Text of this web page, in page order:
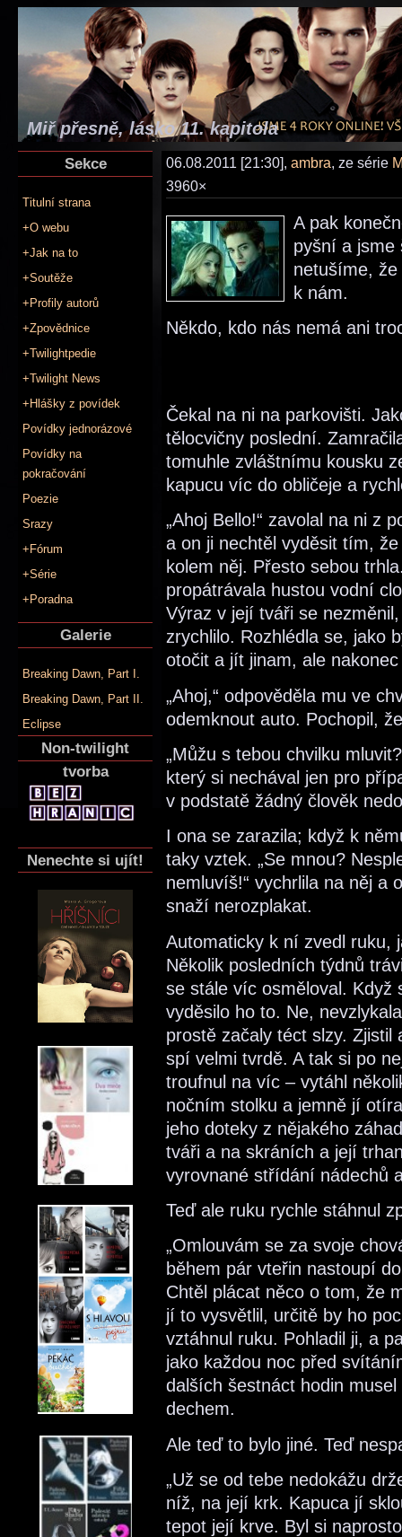
Miř přesně, lásko 11. kapitola
Sekce
Titulní strana
+O webu
+Jak na to
+Soutěže
+Profily autorů
+Zpovědnice
+Twilightpedie
+Twilight News
+Hlášky z povídek
Povídky jednorázové
Povídky na
pokračování
Poezie
Srazy
+Fórum
+Série
+Poradna
Galerie
Breaking Dawn, Part I.
Breaking Dawn, Part II.
Eclipse
Non-twilight
tvorba
Nenechte si ujít!
06.08.2011 [21:30], ambra, ze série
3960×
A pak
pyšní a jsme
netušíme,
k nám.
Někdo, kdo nás nemá ani
Čekal na ni na parkovišti.
tělocvičny poslední.
tomuhle zvláštnímu kousku
kapucu víc do obličeje a
„Ahoj Bello!“ zavolal na ni z
a on ji nechtěl vyděsit tím,
kolem něj. Přesto sebou
propátrávala hustou vodní
Výraz v její tváři se
zrychlilo. Rozhlédla se, jako
otočit a jít jinam, ale
„Ahoj,“ odpověděla mu ve
odemknout auto. Pochopil,
„Můžu s tebou chvilku
který si nechával jen pro
v podstatě žádný člověk
I ona se zarazila; když k
taky vztek. „Se mnou?
nemluvíš!“ vychrlila na něj a
snaží nerozplakat.
Automaticky k ní zvedl ruku,
Několik posledních týdnů
se stále víc osměloval. Když
vyděsilo ho to. Ne,
prostě začaly téct slzy.
spí velmi tvrdě. A tak si po
troufnul na víc – vytáhl
nočním stolku a jemně jí
jeho doteky z nějakého
tváři a na skráních a její
vyrovnané střídání nádechů
Teď ale ruku rychle stáhnul
„Omlouvám se za svoje
během pár vteřin nastoupí
Chtěl plácat něco o tom, že
jí to vysvětlil, určitě by ho
vztáhnul ruku. Pohladil ji, a
jako každou noc před
dalších šestnáct hodin
dechem.
Ale teď to bylo jiné. Teď
„Už se od tebe nedokážu
níž, na její krk. Kapuca jí
tepot její krve. Byl si